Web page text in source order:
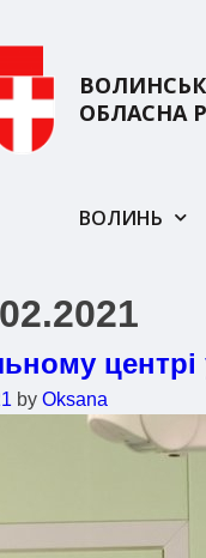
ОБЛАСНА
ВОЛИНЬ
by Oksana